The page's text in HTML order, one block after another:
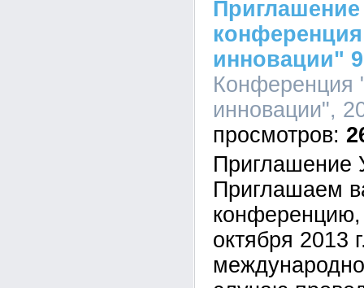
инновации"
Конференция
инновации",
Приглашение
Приглашаем
конференцию,
октября 2013